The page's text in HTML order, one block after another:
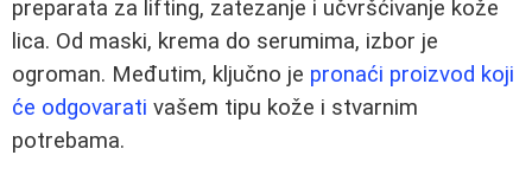
preparata za lifting, zatezanje i učvršćivanje kože
lica. Od maski, krema do serumima, izbor je
ogroman. Međutim, ključno je pronaći proizvod koji
će odgovarati vašem tipu kože i stvarnim
potrebama.